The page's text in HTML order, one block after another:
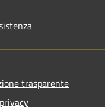
trasparente